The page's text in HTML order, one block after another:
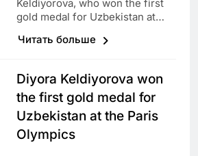
Keldiyorova, who won the first
gold medal for Uzbekistan at…
Читать больше
Diyora Keldiyorova won
the first gold medal for
Uzbekistan at the Paris
Olympics